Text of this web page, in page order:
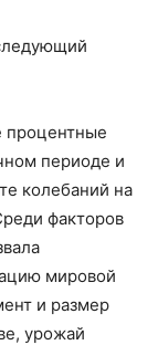
процентные
периоде и
колебаний на
факторов
мировой
и размер
урожай